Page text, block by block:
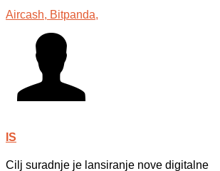
Aircash, Bitpanda,
IS
Cilj suradnje je lansiranje nove digitalne